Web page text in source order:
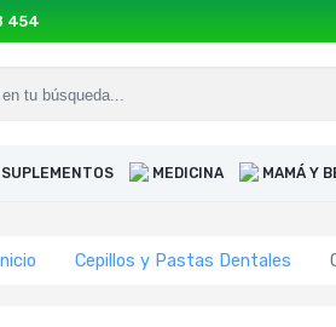
454
MEDICINA MAMÁ Y
Cepillos y Pastas Dentales